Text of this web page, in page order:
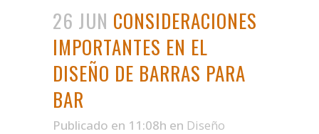
26 JUN CONSIDERACIONES
IMPORTANTES EN EL
DISEÑO DE BARRAS PARA
BAR
Publicado en 11:08h en Diseño